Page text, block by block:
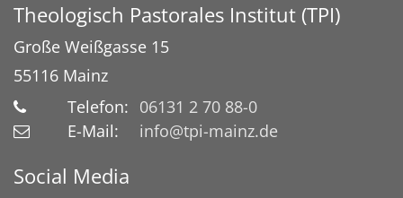
Theologisch Pastorales Institut (TPI)
Große Weißgasse 15
55116 Mainz
Telefon: 06131 2 70 88-0
E-Mail:
info@tpi-mainz.de
Social Media